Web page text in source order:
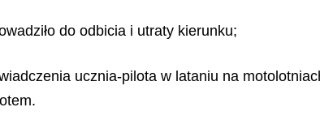
do odbicia i utraty kierunku;
ucznia-pilota w lataniu na